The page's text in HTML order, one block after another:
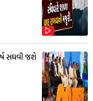
સંઘવી જશે